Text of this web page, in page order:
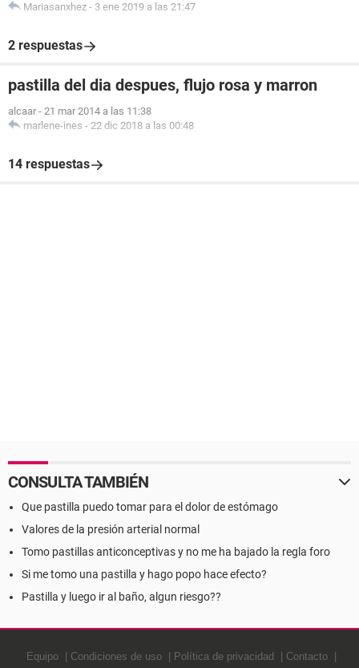
Mariasanxhez - 3 ene 2019 a las 21:47
2 respuestas
pastilla del dia despues, flujo rosa y marron
alcaar - 21 mar 2014 a las 11:38
marlene-ines - 22 dic 2018 a las 00:48
14 respuestas
CONSULTA TAMBIÉN
Que pastilla puedo tomar para el dolor de estómago
Valores de la presión arterial normal
Tomo pastillas anticonceptivas y no me ha bajado la regla foro
Si me tomo una pastilla y hago popo hace efecto?
Pastilla y luego ir al baño, algun riesgo??
Equipo Condiciones de uso Política de privacidad Contacto